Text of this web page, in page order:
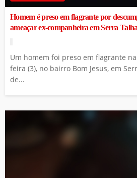
Homem é preso em flagrante por
ameaçar ex-companheira em Serra
Um homem foi preso em flagrante
feira (3), no bairro Bom Jesus, em
de...